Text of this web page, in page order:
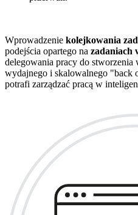
Wprowadzenie kolejkowania
podejścia opartego na zadaniach
delegowania pracy do stworzenia
wydajnego i skalowalnego "back
potrafi zarządzać pracą w